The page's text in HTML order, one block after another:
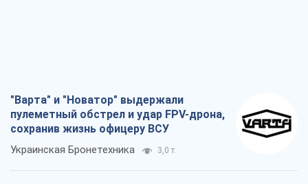
"Варта" и "Новатор" выдержали
пулеметный обстрел и удар FPV-дрона,
сохранив жизнь офицеру ВСУ
Украинская Бронетехника 3,0 т.